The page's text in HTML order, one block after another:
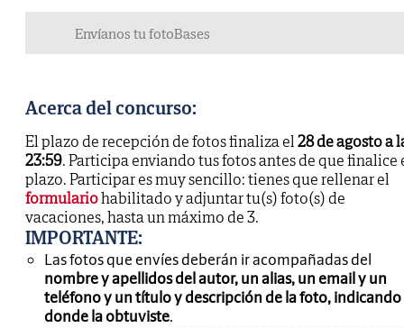
Envíanos tu fotoBases
Acerca del concurso:
El plazo de recepción de fotos finaliza el28 de agosto a
23:59. Participa enviando tus fotos antes de que finalice
plazo. Participar es muy sencillo: tienes que rellenar el
formulariohabilitado y adjuntar tu(s) foto(s) de
vacaciones, hasta un máximo de 3.
IMPORTANTE:
Las fotos que envíes deberán ir acompañadas del
nombre y apellidos del autor, un alias, un email y un
teléfono y un título y descripción de la foto, indicando
donde la obtuviste.